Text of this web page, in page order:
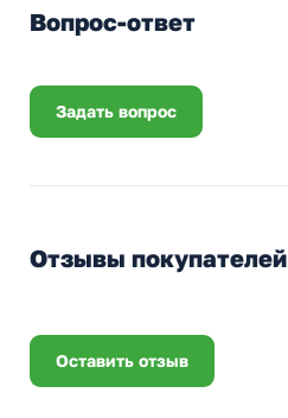
Вопрос-ответ
Задать вопрос
Отзывы покупателей
Оставить отзыв